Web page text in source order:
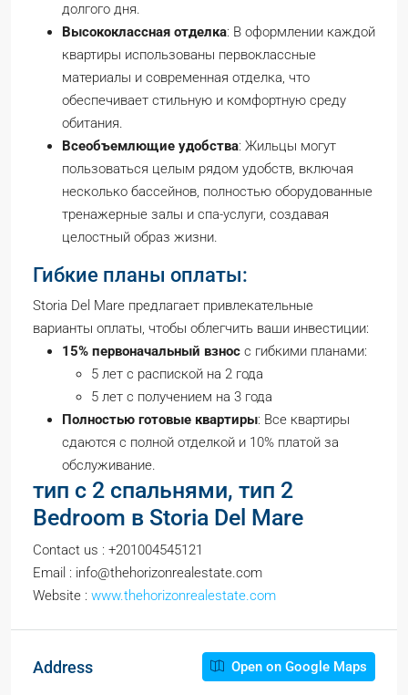
долгого дня.
Высококлассная отделка: В оформлении каждой
квартиры использованы первоклассные
материалы и современная отделка, что
обеспечивает стильную и комфортную среду
обитания.
Всеобъемлющие удобства: Жильцы могут
пользоваться целым рядом удобств, включая
несколько бассейнов, полностью оборудованные
тренажерные залы и спа-услуги, создавая
целостный образ жизни.
Гибкие планы оплаты:
Storia Del Mare предлагает привлекательные
варианты оплаты, чтобы облегчить ваши инвестиции:
15% первоначальный взнос с гибкими планами:
5 лет с распиской на 2 года
5 лет с получением на 3 года
Полностью готовые квартиры: Все квартиры
сдаются с полной отделкой и 10% платой за
обслуживание.
тип с 2 спальнями, тип 2
Bedroom в Storia Del Mare
Contact us : +201004545121
Email : info@thehorizonrealestate.com
Website : www.thehorizonrealestate.com
Address Open on Google Maps